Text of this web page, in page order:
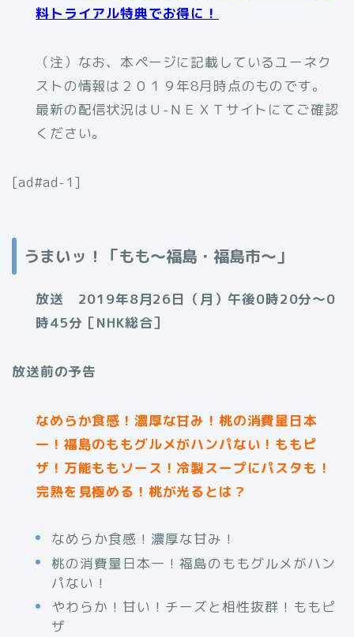
料トライアル特典でお得に！
（注）なお、本ページに記載しているユーネク
ストの情報は２０１９年8月時点のものです。
最新の配信状況はＵ-ＮＥＸＴサイトにてご確認
ください。
[ad#ad-1]
うまいッ！「もも～福島・福島市～」
放送 2019年8月26日（月）午後0時20分～0
時45分［NHK総合］
放送前の予告
なめらか食感！濃厚な甘み！桃の消費量日本
一！福島のももグルメがハンパない！ももピ
ザ！万能ももソース！冷製スープにパスタも！
完熟を見極める！桃が光るとは？
なめらか食感！濃厚な甘み！
桃の消費量日本一！福島のももグルメがハン
パない！
やわらか！甘い！チーズと相性抜群！ももピ
ザ